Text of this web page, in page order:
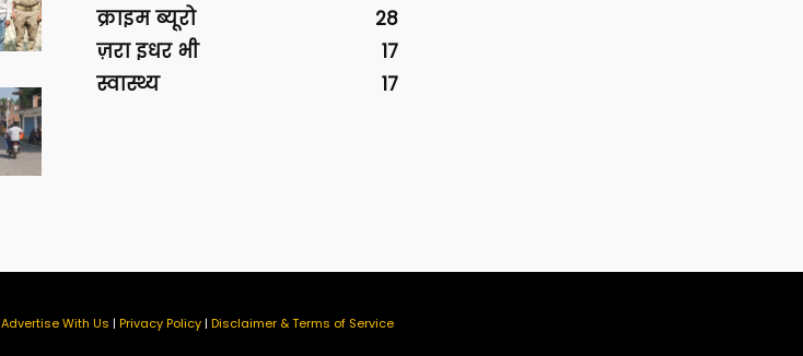
क्राइम ब्यूरो
28
ज़रा इधर भी
17
स्वास्थ्य
17
Advertise With Us | Privacy Policy| Disclaimer & Terms of Service